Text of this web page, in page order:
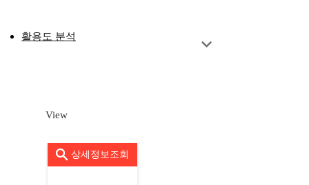
활용도 분석
View
상세정보조회